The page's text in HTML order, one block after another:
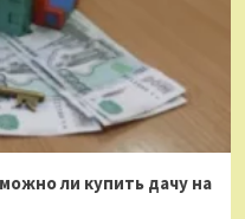
ли купить дачу на